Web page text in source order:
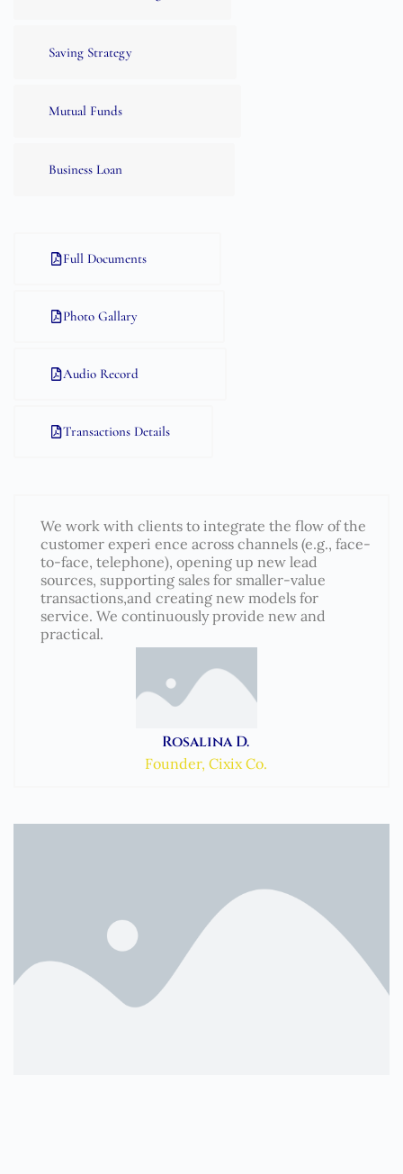
Saving Strategy
Mutual Funds
Business Loan
Full Documents
Photo Gallary
Audio Record
Transactions Details
We work with clients to integrate the flow of the
customer experi ence across channels (e.g., face-
to-face, telephone), opening up new lead
sources, supporting sales for smaller-value
transactions,and creating new models for
service. We continuously provide new and
practical.
Rosalina D.
Founder, Cixix Co.